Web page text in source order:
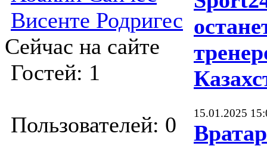
Висенте Родригес
Сейчас на сайте
Гостей: 1
Пользователей: 0 15.01.2025